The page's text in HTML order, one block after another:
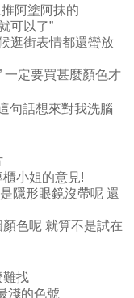
阿塗阿抹的
可以了”
逛街表情都還蠻放
一定要買甚麼顏色才
句話想來對我洗腦
小姐的意見!
隱形眼鏡沒帶呢 還
色呢 就算不是試在
難找
淺的色號